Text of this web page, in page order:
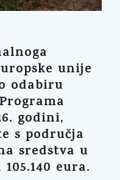
unije
odabiru
godini,
s područja
sredstva u
eura.